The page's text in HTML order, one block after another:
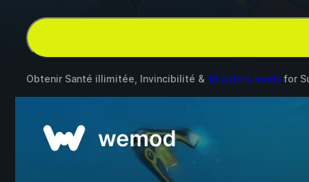
Obtenir Santé illimitée, Invincibilité & 18 autres mods for